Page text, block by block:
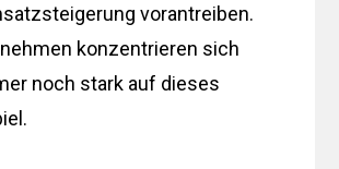
vorantreiben.
konzentrieren sich
noch stark auf dieses